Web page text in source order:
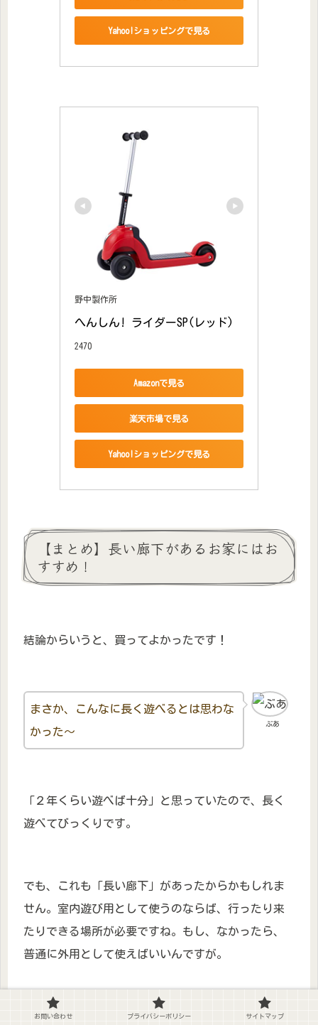
Yahoo!ショッピングで見る
野中製作所
へんしん! ライダーSP(レッド)
2470
Amazonで見る
楽天市場で見る
Yahoo!ショッピングで見る
【まとめ】長い廊下があるお家にはお
すすめ！
結論からいうと、買ってよかったです！
ぶあ
まさか、こんなに長く遊べるとは思わな
かった～
「２年くらい遊べば十分」と思っていたので、長く
遊べてびっくりです。
でも、これも「長い廊下」があったからかもしれま
せん。室内遊び用として使うのならば、行ったり来
たりできる場所が必要ですね。もし、なかったら、
普通に外用として使えばいいんですが。
「足でける力」「片足でバランスをとる力」その両
お問い合わせ プライバシーポリシー サイトマップ